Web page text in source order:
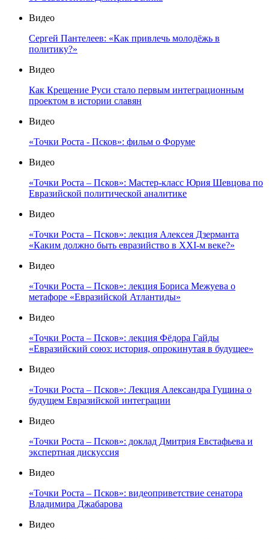
Видео
Сергей Пантелеев: «Как привлечь молодёжь в
политику?»
Видео
Как Крещение Руси стало первым интеграционным
проектом в истории славян
Видео
«Точки Роста - Псков»: фильм о Форуме
Видео
«Точки Роста – Псков»: Мастер-класс Юрия Шевцова по
Евразийской политической аналитике
Видео
«Точки Роста – Псков»: лекция Алексея Дзерманта
«Каким должно быть евразийство в XXI-м веке?»
Видео
«Точки Роста – Псков»: лекция Бориса Межуева о
метафоре «Евразийской Атлантиды»
Видео
«Точки Роста – Псков»: лекция Фёдора Гайды
«Евразийский союз: история, опрокинутая в будущее»
Видео
«Точки Роста – Псков»: Лекция Александра Гущина о
будущем Евразийской интеграции
Видео
«Точки Роста – Псков»: доклад Дмитрия Евстафьева и
экспертная дискуссия
Видео
«Точки Роста – Псков»: видеоприветствие сенатора
Владимира Джабарова
Видео